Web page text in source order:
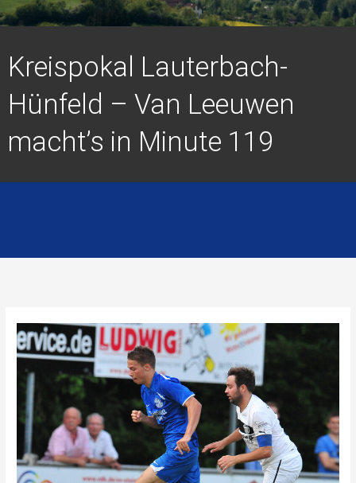
Kreispokal Lauterbach-
Hünfeld – Van Leeuwen
macht’s in Minute 119